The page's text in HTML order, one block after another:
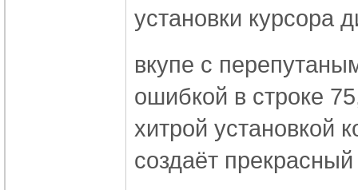
установки курсора
вкупе с
ошибкой в строке
хитрой установкой
создаёт